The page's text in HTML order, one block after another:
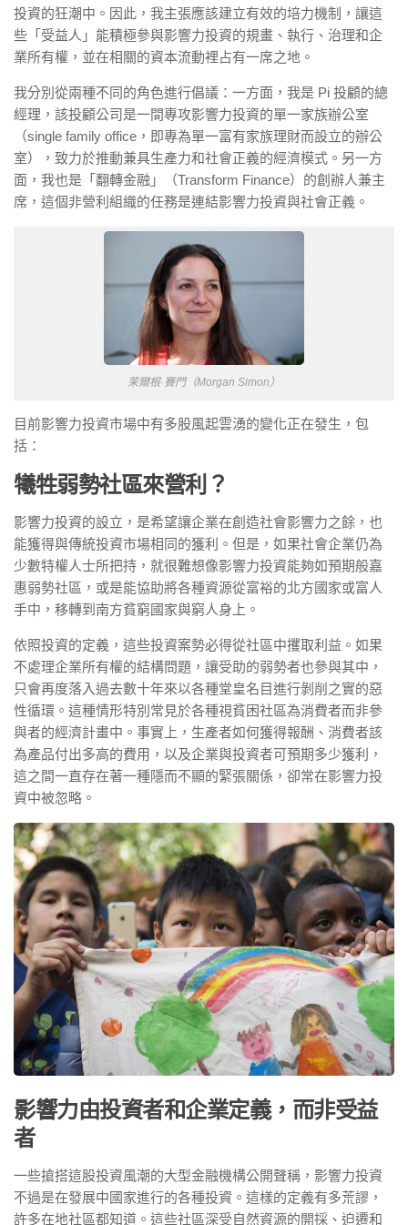
投資的狂潮中。因此，我主張應該建立有效的培力機制，讓這
些「受益人」能積極參與影響力投資的規畫、執行、治理和企
業所有權，並在相關的資本流動裡占有一席之地。
我分別從兩種不同的角色進行倡議：一方面，我是 Pi 投顧的總
經理，該投顧公司是一間專攻影響力投資的單一家族辦公室
（single family office，即專為單一富有家族理財而設立的辦公
室），致力於推動兼具生產力和社會正義的經濟模式。另一方
面，我也是「翻轉金融」（Transform Finance）的創辦人兼主
席，這個非營利組織的任務是連結影響力投資與社會正義。
茉爾根·賽門（Morgan Simon）
目前影響力投資市場中有多股風起雲湧的變化正在發生，包
括：
犧牲弱勢社區來營利？
影響力投資的設立，是希望讓企業在創造社會影響力之餘，也
能獲得與傳統投資市場相同的獲利。但是，如果社會企業仍為
少數特權人士所把持，就很難想像影響力投資能夠如預期般嘉
惠弱勢社區，或是能協助將各種資源從富裕的北方國家或富人
手中，移轉到南方貧窮國家與窮人身上。
依照投資的定義，這些投資案勢必得從社區中攫取利益。如果
不處理企業所有權的結構問題，讓受助的弱勢者也參與其中，
只會再度落入過去數十年來以各種堂皇名目進行剝削之實的惡
性循環。這種情形特別常見於各種視貧困社區為消費者而非參
與者的經濟計畫中。事實上，生產者如何獲得報酬、消費者該
為產品付出多高的費用，以及企業與投資者可預期多少獲利，
這之間一直存在著一種隱而不顯的緊張關係，卻常在影響力投
資中被忽略。
影響力由投資者和企業定義，而非受益
者
一些搶搭這股投資風潮的大型金融機構公開聲稱，影響力投資
不過是在發展中國家進行的各種投資。這樣的定義有多荒謬，
許多在地社區都知道。這些社區深受自然資源的開採、迫遷和